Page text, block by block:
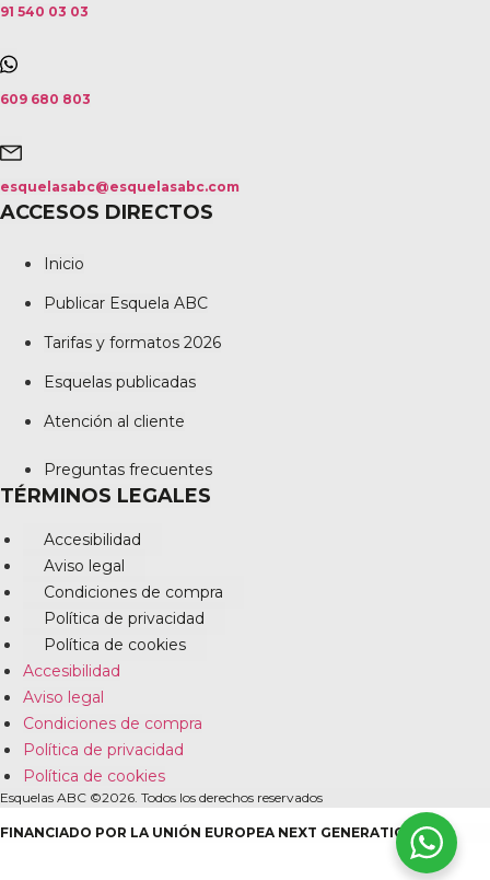
91 540 03 03
609 680 803
esquelasabc@esquelasabc.com
ACCESOS DIRECTOS
Inicio
Publicar Esquela ABC
Tarifas y formatos 2026
Esquelas publicadas
Atención al cliente
Preguntas frecuentes
TÉRMINOS LEGALES
Accesibilidad
Aviso legal
Condiciones de compra
Política de privacidad
Política de cookies
Accesibilidad
Aviso legal
Condiciones de compra
Política de privacidad
Política de cookies
Esquelas ABC ©2026. Todos los derechos reservados
FINANCIADO POR LA UNIÓN EUROPEA NEXT GENERATION EU